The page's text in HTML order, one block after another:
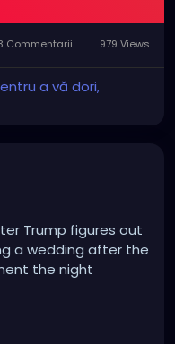
Commentarii 979 Views
a vă dori,
Trump figures out
a wedding after the
the night